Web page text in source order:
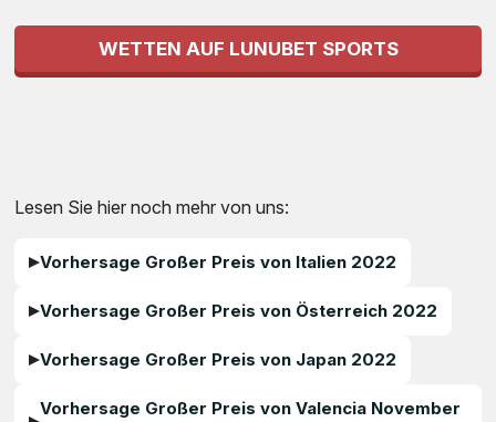
WETTEN AUF LUNUBET SPORTS
Lesen Sie hier noch mehr von uns:
Vorhersage Großer Preis von Italien 2022
Vorhersage Großer Preis von Österreich 2022
Vorhersage Großer Preis von Japan 2022
Vorhersage Großer Preis von Valencia November